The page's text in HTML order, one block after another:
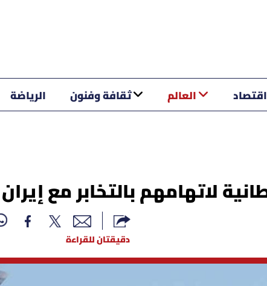
اقتصاد العالم ثقافة وفنون الرياضة
دقيقتان للقراءة